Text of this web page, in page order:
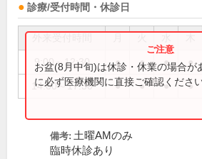
診療/受付時間・休診日
9:00～12:30 ● ● ● ●
14:00～17:30 ● ● ● ●
お盆(8月中旬)は休診・休業の場合が
に必ず医療機関に直接ご確認ください
備考: 土曜AMのみ
臨時休診あり